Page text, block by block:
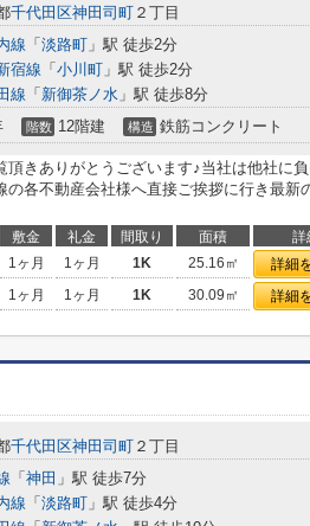
千代田区神田司町 ２丁目
線 「 淡路町 」駅 徒歩2分
宿線 「 小川町 」駅 徒歩2分
線 「 新御茶ノ水 」駅 徒歩8分
階数 12階建 構造 鉄筋コンクリート
頂きありがとうございます♪当社は他社に
の各不動産会社様へ直接ご挨拶に行き最新
敷金 礼金 間取り 面積 詳
1ヶ月 1ヶ月 1K 25.16㎡ 詳細
1ヶ月 1ヶ月 1K 30.09㎡ 詳細
千代田区神田司町 ２丁目
「 神田 」駅 徒歩7分
線 「 淡路町 」駅 徒歩4分